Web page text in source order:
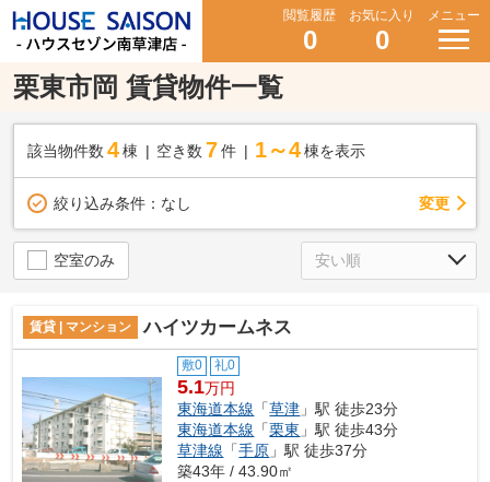
閲覧履歴
0
お気に入り
0
メニュー
栗東市岡 賃貸物件一覧
該当物件数 4棟 空き数 7 件 1～4 棟を表示
絞り込み条件： なし 変更
空室のみ
賃貸 | マンション ハイツカームネス
敷0 礼0
5.1万円
東海道本線 「草津 」駅 徒歩23分
東海道本線 「栗東 」駅 徒歩43分
草津線 「手原 」駅 徒歩37分
築43年 / 43.90㎡